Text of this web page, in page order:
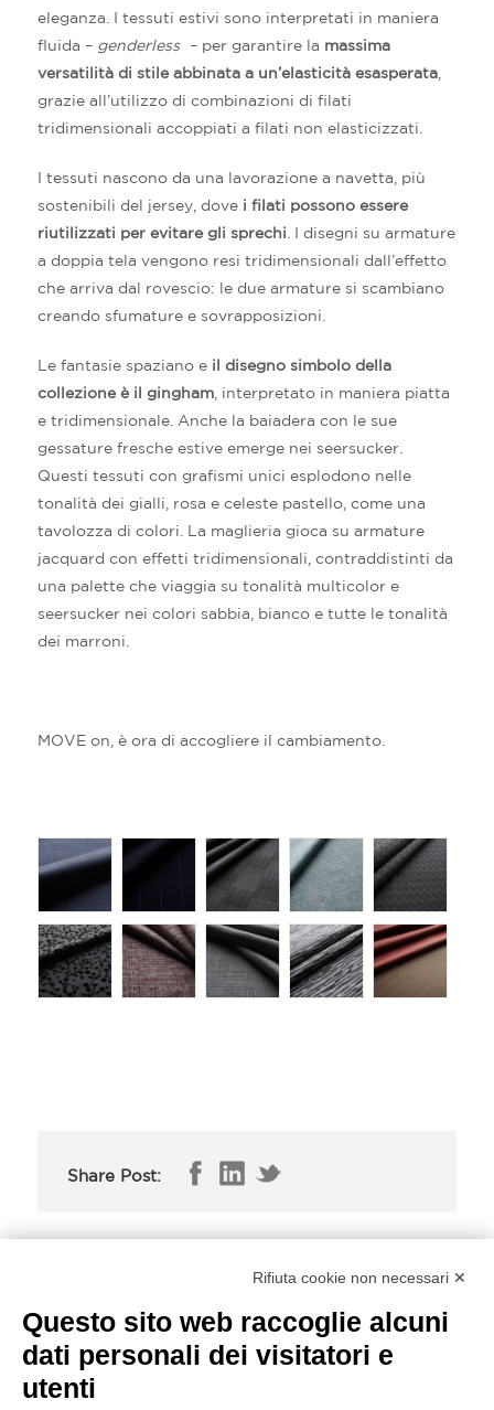
eleganza. I tessuti estivi sono interpretati in maniera
fluida – genderless – per garantire la massima
versatilità di stile abbinata a un’elasticità esasperata
grazie all’utilizzo di combinazioni di filati
tridimensionali accoppiati a filati non elasticizzati.
I tessuti nascono da una lavorazione a navetta, più
sostenibili del jersey, dove i filati possono essere
riutilizzati per evitare gli sprechi . I disegni su armature
a doppia tela vengono resi tridimensionali dall’effetto
che arriva dal rovescio: le due armature si scambiano
creando sfumature e sovrapposizioni.
Le fantasie spaziano e il disegno simbolo della
collezione è il gingham , interpretato in maniera piatta
e tridimensionale. Anche la baiadera con le sue
gessature fresche estive emerge nei seersucker.
Questi tessuti con grafismi unici esplodono nelle
tonalità dei gialli, rosa e celeste pastello, come una
tavolozza di colori. La maglieria gioca su armature
jacquard con effetti tridimensionali, contraddistinti da
una palette che viaggia su tonalità multicolor e
seersucker nei colori sabbia, bianco e tutte le tonalità
dei marroni.
MOVE on, è ora di accogliere il cambiamento.
Share Post:
Circulart II: Art interwoven with the supply
Crossing: il Lanificio F.lli Cerruti a Milano
Unica
Rifiuta cookie non necessari ✕
Questo sito web raccoglie alcuni
dati personali dei visitatori e
utenti